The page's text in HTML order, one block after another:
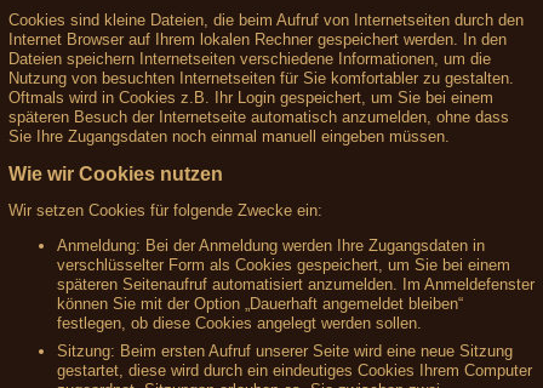
Cookies sind kleine Dateien, die beim Aufruf von Internetseiten durch den
Internet Browser auf Ihrem lokalen Rechner gespeichert werden. In den
Dateien speichern Internetseiten verschiedene Informationen, um die
Nutzung von besuchten Internetseiten für Sie komfortabler zu gestalten.
Oftmals wird in Cookies z.B. Ihr Login gespeichert, um Sie bei einem
späteren Besuch der Internetseite automatisch anzumelden, ohne dass
Sie Ihre Zugangsdaten noch einmal manuell eingeben müssen.
Wie wir Cookies nutzen
Wir setzen Cookies für folgende Zwecke ein:
Anmeldung: Bei der Anmeldung werden Ihre Zugangsdaten in
verschlüsselter Form als Cookies gespeichert, um Sie bei einem
späteren Seitenaufruf automatisiert anzumelden. Im Anmeldefenster
können Sie mit der Option „Dauerhaft angemeldet bleiben“
festlegen, ob diese Cookies angelegt werden sollen.
Sitzung: Beim ersten Aufruf unserer Seite wird eine neue Sitzung
gestartet, diese wird durch ein eindeutiges Cookies Ihrem Computer